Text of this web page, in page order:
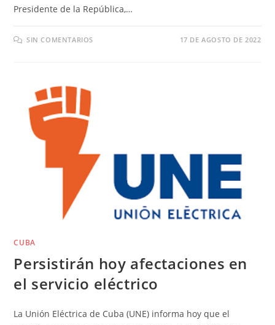
Presidente de la República,…
SIN COMENTARIOS 17 DE AGOSTO DE 2022
CUBA
Persistirán hoy afectaciones en
el servicio eléctrico
La Unión Eléctrica de Cuba (UNE) informa hoy que el